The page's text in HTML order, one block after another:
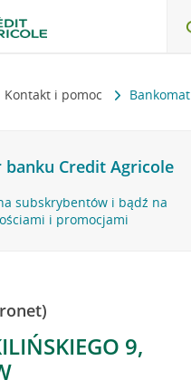
Kontakt i pomoc Bankomat
Credit Agricole
subskrybentów i bądź na
i promocjami
9,